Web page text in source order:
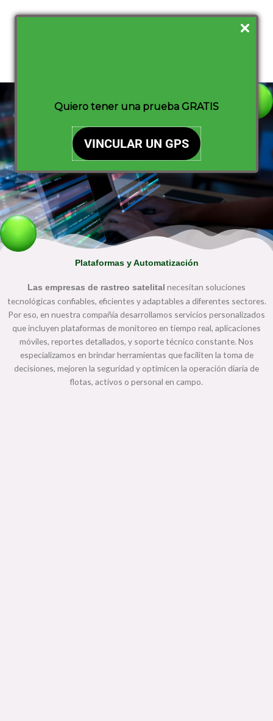
Quiero tener una prueba GRATIS
VINCULAR UN GPS
Main
Plataformas y Automatización
Las empresas de rastreo satelital necesitan soluciones
tecnológicas confiables, eficientes y adaptables a diferentes sectores.
Por eso, en nuestra compañía desarrollamos servicios personalizados
que incluyen plataformas de monitoreo en tiempo real, aplicaciones
móviles, reportes detallados, y soporte técnico constante. Nos
especializamos en brindar herramientas que faciliten la toma de
decisiones, mejoren la seguridad y optimicen la operación diaria de
flotas, activos o personal en campo.